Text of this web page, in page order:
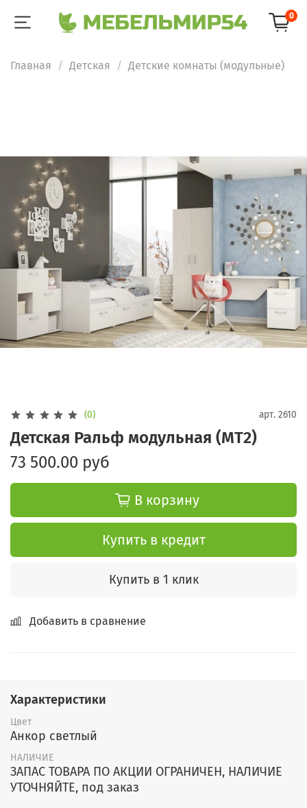
0
Главная Детская Детские комнаты (модульные)
(0) арт. 2610
Детская Ральф модульная (МТ2)
73 500.00 руб
В корзину
Купить в кредит
Купить в 1 клик
Добавить в сравнение
Характеристики
Цвет
Анкор светлый
НАЛИЧИЕ
ЗАПАС ТОВАРА ПО АКЦИИ ОГРАНИЧЕН, НАЛИЧИЕ
УТОЧНЯЙТЕ, под заказ